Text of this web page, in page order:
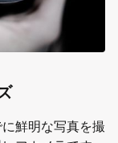
鮮明な写真を撮